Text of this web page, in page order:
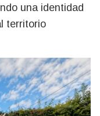
una identidad
territorio